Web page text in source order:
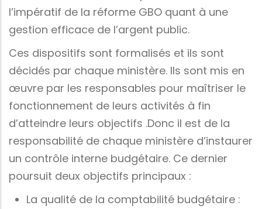
l’impératif de la réforme GBO quant à une
gestion efficace de l’argent public.
Ces dispositifs sont formalisés et ils sont
décidés par chaque ministère. Ils sont mis en
œuvre par les responsables pour maîtriser le
fonctionnement de leurs activités à fin
d’atteindre leurs objectifs .Donc il est de la
responsabilité de chaque ministère d’instaurer
un contrôle interne budgétaire. Ce dernier
poursuit deux objectifs principaux :
La qualité de la comptabilité budgétaire :